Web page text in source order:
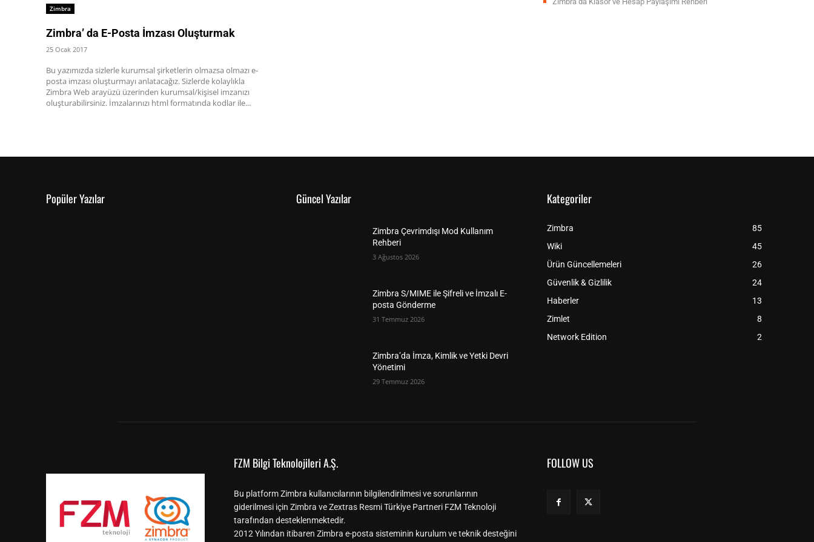
Zimbra
Zimbra’ da E-Posta İmzası Oluşturmak
25 Ocak 2017
Bu yazımızda sizlerle kurumsal şirketlerin olmazsa olmazı e-
posta imzası oluşturmayı anlatacağız. Sizlerde kolaylıkla
Zimbra Web arayüzü üzerinden kurumsal/kişisel imzanızı
oluşturabilirsiniz. İmzalarınızı html formatında kodlar ile...
Popüler Yazılar Güncel Yazılar
Zimbra Çevrimdışı Mod Kullanım
Rehberi
3 Ağustos 2026
Zimbra S/MIME ile Şifreli ve İmzalı E-
posta Gönderme
31 Temmuz 2026
Zimbra’da İmza, Kimlik ve Yetki Devri
Yönetimi
29 Temmuz 2026
Kategoriler
Zimbra
85
Wiki
45
Ürün Güncellemeleri
26
Güvenlik & Gizlilik
24
Haberler
13
Zimlet
8
Network Edition
2
FZM Bilgi Teknolojileri A.Ş.
Bu platform Zimbra kullanıcılarının bilgilendirilmesi ve sorunlarının
giderilmesi için Zimbra ve Zextras Resmi Türkiye Partneri FZM Teknoloji
tarafından desteklenmektedir.
2012 Yılından itibaren Zimbra e-posta sisteminin kurulum ve teknik desteğini
FOLLOW US